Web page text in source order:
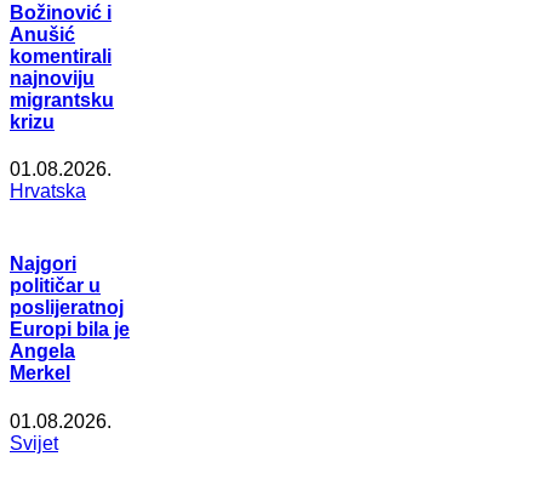
Božinović i
Anušić
komentirali
najnoviju
migrantsku
krizu
01.08.2026.
Hrvatska
Najgori
političar u
poslijeratnoj
Europi bila je
Angela
Merkel
01.08.2026.
Svijet